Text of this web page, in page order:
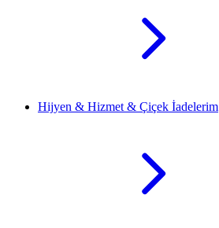
Hijyen & Hizmet & Çiçek İadelerim